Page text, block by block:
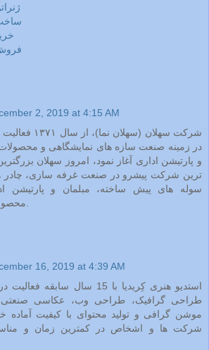
2, 2019 at 4:15 AM
شرکت سهلان
در زمینه صنعت سازه های نمایشگاهی و
و پارتیشن اداری آغاز نمود، امروز سهلان
ترین شرکت پیشرو در صنعت غرفه سازی، چادر
سوله های پیش ساخته، مبلمان و پارتیشن
16, 2019 at 4:39 AM
استدیو هنری کِریدیا با 15 سال
طراحی گرافیک، طراحی وب، عکاسی صنعتی
موشن گرافی و تولید محتوای با کیفیت
شرکت ها و اشخاص در کمترین زمان و